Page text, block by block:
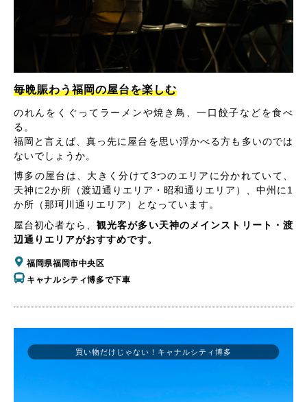
毎晩賑わう福岡の屋台を楽しむ
のれんをくぐってラーメンや焼き鳥、一口餃子などを食べ
る。
福岡と言えば、真っ先に屋台を思い浮かべる方も多いのでは
ないでしょうか。
博多の屋台は、大きく分けて3つのエリアに分かれていて、
天神に2か所（渡辺通りエリア・昭和通りエリア）、中州に1
か所（那珂川通りエリア）となっています。
屋台初心者なら、 観光客が多い天神のメインストリート・渡
辺通りエリアがおすすめです。
福岡県福岡市中央区
キャナルシティ博多で下車
買い物だけじゃない！キャナルシティ博多